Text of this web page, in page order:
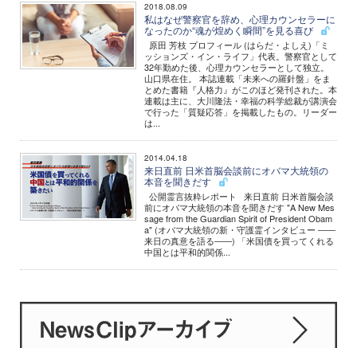
2018.08.09
私はなぜ警察官を辞め、心理カウンセラーに
なったのか“魂が煌めく瞬間”を見る喜び
原田 芳枝 プロフィール (はらだ・よしえ)「ミ
ッションズ・イン・ライフ」代表。警察官として
32年勤めた後、心理カウンセラーとして独立。
山口県在住。 本誌連載「未来への羅針盤」をま
とめた書籍『人格力』がこのほど発刊された。本
連載は主に、大川隆法・幸福の科学総裁が講演会
で行った「質疑応答」を掲載したもの。リーダー
は...
2014.04.18
来日直前 日米首脳会談前にオバマ大統領の
本音を聞きだす
公開霊言抜粋レポート 来日直前 日米首脳会談
前にオバマ大統領の本音を聞きだす "A New Mes
sage from the Guardian Spirit of President Obam
a" (オバマ大統領の新・守護霊インタビュー ――
来日の真意を語る――) 「米国債を買ってくれる
中国とは平和的関係...